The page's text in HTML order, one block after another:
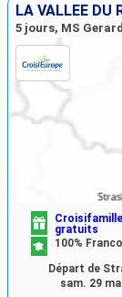
LA VALLÉE DU
5 jours, MS
gratuits
100%
Départ de
sam. 29